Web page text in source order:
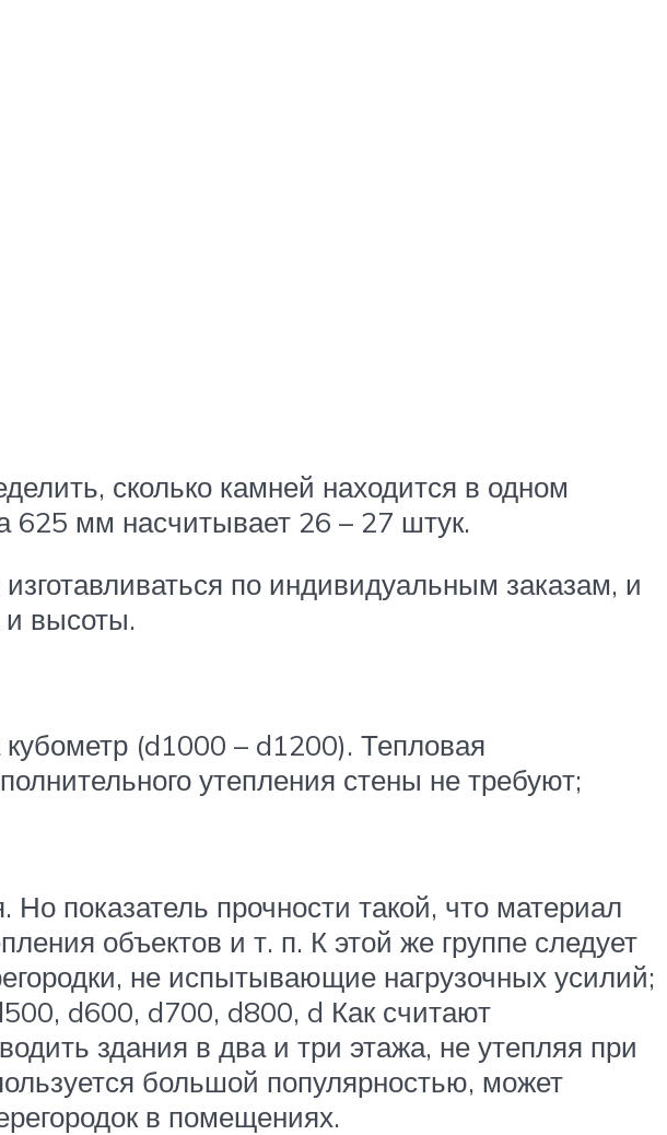
сколько камней находится в одном
625 мм насчитывает 26 – 27 штук.
по индивидуальным заказам, и
и высоты.
кубометр (d1000 – d1200). Тепловая
утепления стены не требуют;
показатель прочности такой, что материал
объектов и т. п. К этой же группе следует
не испытывающие нагрузочных усилий;
d600, d700, d800, d Как считают
здания в два и три этажа, не утепляя при
большой популярностью, может
в помещениях.